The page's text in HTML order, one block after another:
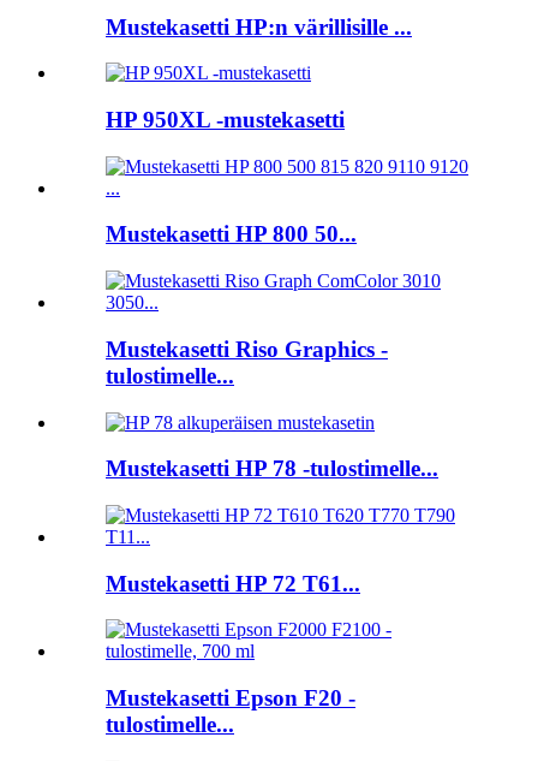
Mustekasetti HP:n värillisille ...
HP 950XL -mustekasetti
Mustekasetti HP 800 50...
Mustekasetti Riso Graphics -
tulostimelle...
Mustekasetti HP 78 -tulostimelle...
Mustekasetti HP 72 T61...
Mustekasetti Epson F20 -
tulostimelle...